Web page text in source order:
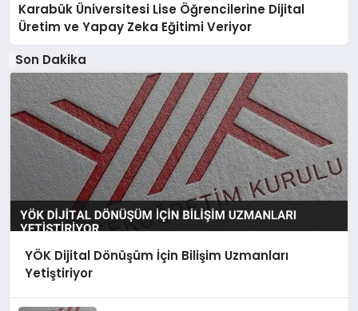
Karabük Üniversitesi Lise Öğrencilerine Dijital
Üretim ve Yapay Zeka Eğitimi Veriyor
Son Dakika
YÖK Dijital Dönüşüm İçin Bilişim Uzmanları
Yetiştiriyor